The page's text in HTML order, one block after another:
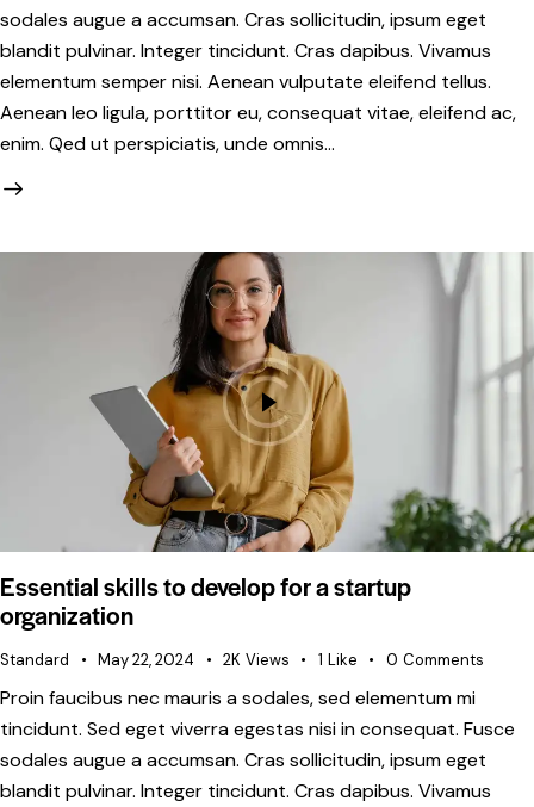
sodales augue a accumsan. Cras sollicitudin, ipsum eget
blandit pulvinar. Integer tincidunt. Cras dapibus. Vivamus
elementum semper nisi. Aenean vulputate eleifend tellus.
Aenean leo ligula, porttitor eu, consequat vitae, eleifend ac,
enim. Qed ut perspiciatis, unde omnis…
Essential skills to develop for a startup
organization
Standard May 22, 2024 2K Views 1 Like 0 Comments
Proin faucibus nec mauris a sodales, sed elementum mi
tincidunt. Sed eget viverra egestas nisi in consequat. Fusce
sodales augue a accumsan. Cras sollicitudin, ipsum eget
blandit pulvinar. Integer tincidunt. Cras dapibus. Vivamus